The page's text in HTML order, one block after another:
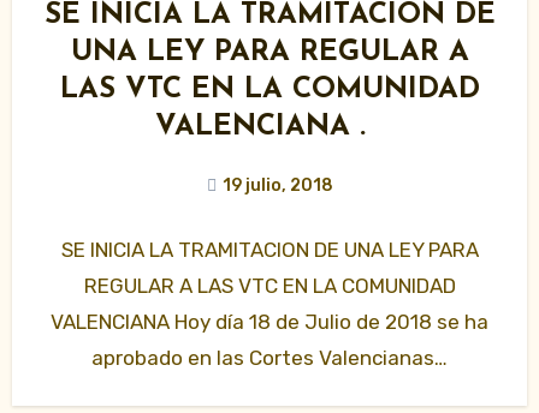
SE INICIA LA TRAMITACION DE
UNA LEY PARA REGULAR A
LAS VTC EN LA COMUNIDAD
VALENCIANA .
19 julio, 2018
SE INICIA LA TRAMITACION DE UNA LEY PARA
REGULAR A LAS VTC EN LA COMUNIDAD
VALENCIANA Hoy día 18 de Julio de 2018 se ha
aprobado en las Cortes Valencianas…